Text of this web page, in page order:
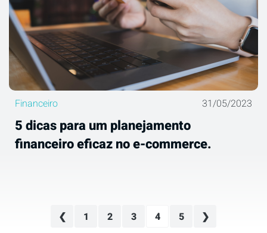
Financeiro 31/05/2023
5 dicas para um planejamento
financeiro eficaz no e-commerce.
1 2 3 4 5